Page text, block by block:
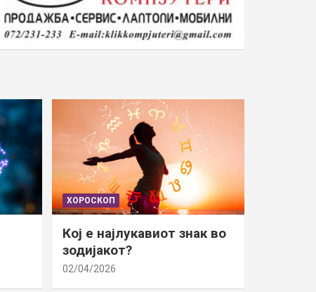
ХОРОСКОП
Кој е најлукавиот знак во
зодијакот?
02/04/2026